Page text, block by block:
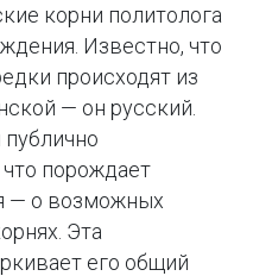
корни политолога
Известно, что
происходят из
— он русский.
порождает
— о возможных
Эта
его общий